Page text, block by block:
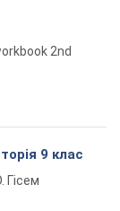
2nd
9 клас
Гісем